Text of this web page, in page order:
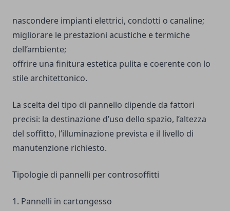
nascondere impianti elettrici, condotti o canaline;
migliorare le prestazioni acustiche e termiche
dell’ambiente;
offrire una finitura estetica pulita e coerente con lo
stile architettonico.
La scelta del tipo di pannello dipende da fattori
precisi: la destinazione d’uso dello spazio, l’altezza
del soffitto, l’illuminazione prevista e il livello di
manutenzione richiesto.
Tipologie di pannelli per controsoffitti
1. Pannelli in cartongesso